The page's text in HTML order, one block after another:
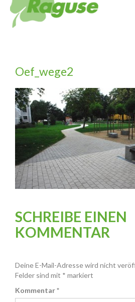
Oef_wege2
SCHREIBE EINEN
KOMMENTAR
Deine E-Mail-Adresse wird nicht
Felder sind mit * markiert
Kommentar*